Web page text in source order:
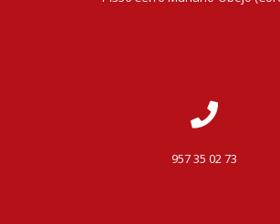
957 35 02 73